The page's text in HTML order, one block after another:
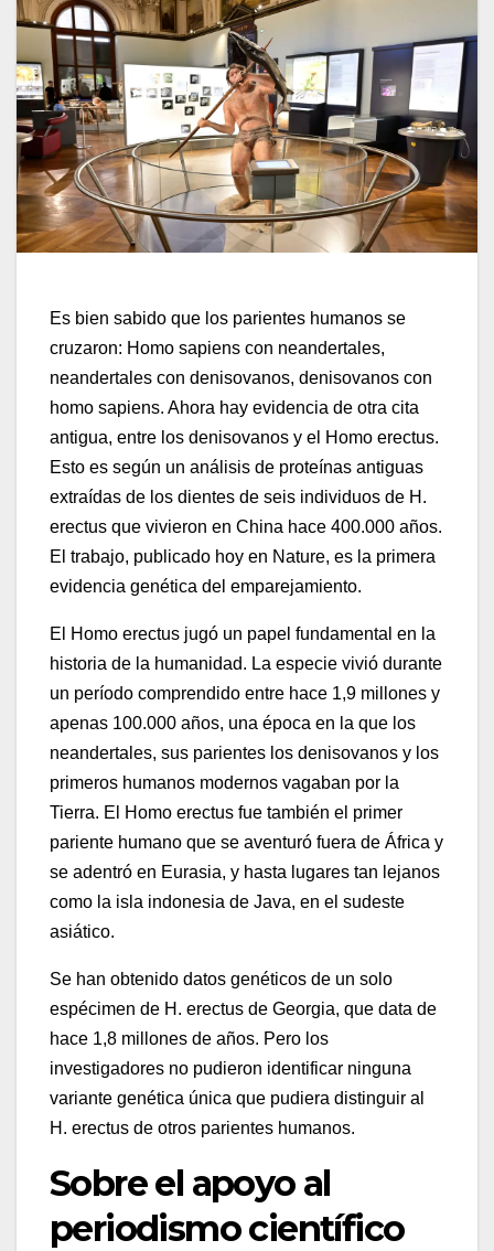
Es bien sabido que los parientes humanos se
cruzaron: Homo sapiens con neandertales,
neandertales con denisovanos, denisovanos con
homo sapiens. Ahora hay evidencia de otra cita
antigua, entre los denisovanos y el Homo erectus.
Esto es según un análisis de proteínas antiguas
extraídas de los dientes de seis individuos de H.
erectus que vivieron en China hace 400.000 años.
El trabajo, publicado hoy en Nature, es la primera
evidencia genética del emparejamiento.
El Homo erectus jugó un papel fundamental en la
historia de la humanidad. La especie vivió durante
un período comprendido entre hace 1,9 millones y
apenas 100.000 años, una época en la que los
neandertales, sus parientes los denisovanos y los
primeros humanos modernos vagaban por la
Tierra. El Homo erectus fue también el primer
pariente humano que se aventuró fuera de África y
se adentró en Eurasia, y hasta lugares tan lejanos
como la isla indonesia de Java, en el sudeste
asiático.
Se han obtenido datos genéticos de un solo
espécimen de H. erectus de Georgia, que data de
hace 1,8 millones de años. Pero los
investigadores no pudieron identificar ninguna
variante genética única que pudiera distinguir al
H. erectus de otros parientes humanos.
Sobre el apoyo al
periodismo científico